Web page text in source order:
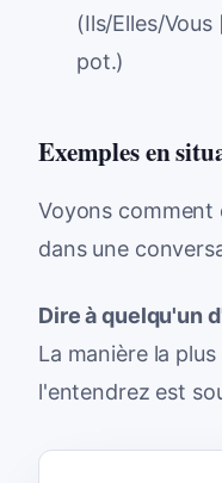
(Ils/Elles/
pot.)
Exemples en
Voyons
dans une
Dire à quelqu'un
La manière la
l'entendrez est